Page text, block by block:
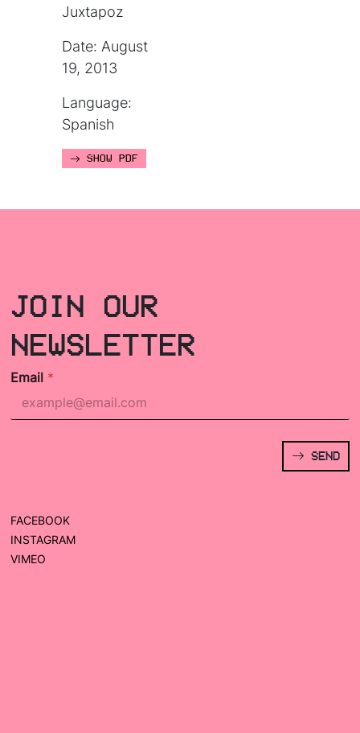
Juxtapoz
Date: August
19, 2013
Language:
Spanish
SHOW PDF
JOIN OUR
NEWSLETTER
Email *
SEND
FACEBOOK
INSTAGRAM
VIMEO